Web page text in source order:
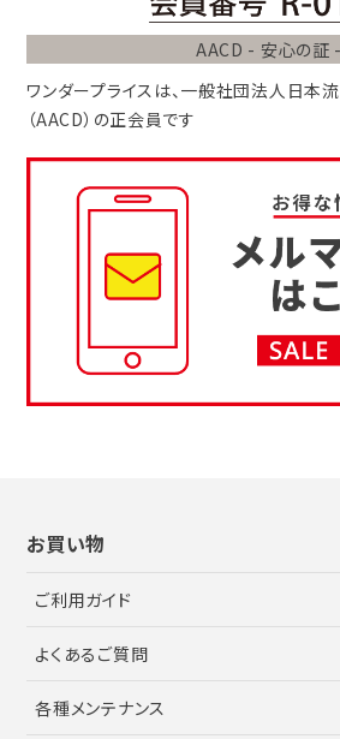
AACD - 安心の証 -
ワンダープライスは、 一般社団法人 日本
（AACD） の正会員です
お買い物
ご利用ガイド
よくあるご質問
各種メンテナンス